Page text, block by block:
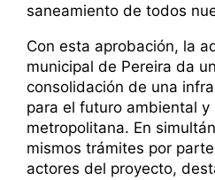
saneamiento de todos
Con esta aprobación, la
municipal de Pereira da
consolidación de una
para el futuro ambiental y
metropolitana. En
mismos trámites por
actores del proyecto,